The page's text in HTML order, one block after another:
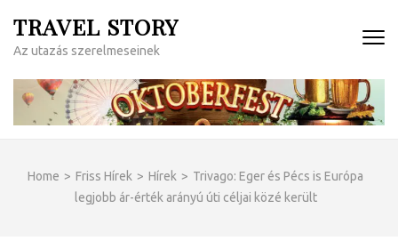
content
Enter)
TRAVEL STORY
Az utazás szerelmeseinek
Home > Friss Hírek > Hírek > Trivago: Eger és Pécs is Európa
legjobb ár-érték arányú úti céljai közé került